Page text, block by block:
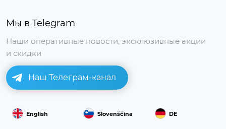
Мы в Telegram
Наши оперативные новости, эксклюзивные акции
и скидки
Наш Телеграм-канал
English Slovenščina DE